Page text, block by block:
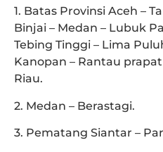
1. Batas Provinsi Aceh –
Binjai – Medan – Lubuk
Tebing Tinggi – Lima
Kanopan – Rantau
Riau.
2. Medan – Berastagi.
3. Pematang Siantar –